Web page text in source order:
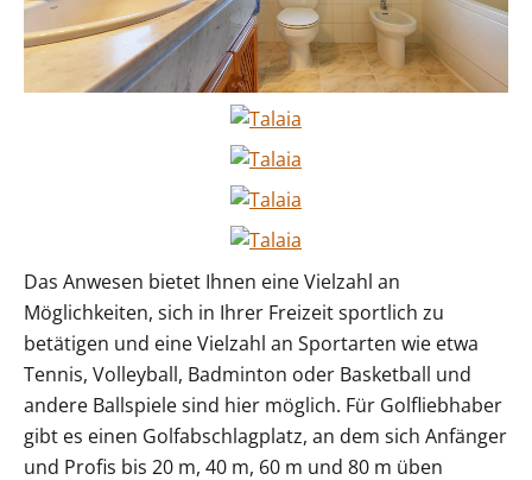
Das Anwesen bietet Ihnen eine Vielzahl an
Möglichkeiten, sich in Ihrer Freizeit sportlich zu
betätigen und eine Vielzahl an Sportarten wie etwa
Tennis, Volleyball, Badminton oder Basketball und
andere Ballspiele sind hier möglich. Für Golfliebhaber
gibt es einen Golfabschlagplatz, an dem sich Anfänger
und Profis bis 20 m, 40 m, 60 m und 80 m üben